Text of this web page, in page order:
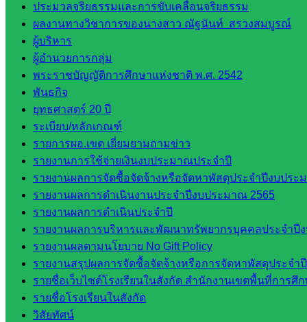
ประมวลจริยธรรมและการขับเคลื่อนจริยธรรม
ผลงานทางวิชาการของนางสาว ณัฐนันท์ สรวงสมบูรณ์
ผู้บริหาร
ผู้อำนวยการกลุ่ม
พระราชบัญญัติการศึกษาแห่งชาติ พ.ศ. 2542
พันธกิจ
ยุทธศาสตร์ 20 ปี
ระเบียบ/หลักเกณฑ์
รายการผอ.เขต เยี่ยมยามถามข่าว
รายงานการใช้จ่ายเงินงบประมาณประจำปี
รายงานผลการจัดซื้อจัดจ้างหรือจัดหาพัสดุประจำปีงบปร
รายงานผลการดำเนินงานประจำปีงบประมาณ 2565
รายงานผลการดำเนินประจำปี
รายงานผลการบริหารและพัฒนาทรัพยากรบุคคลประจำปี
รายงานผลตามนโยบาย No Gift Policy
รายงานสรุปผลการจัดซื้อจัดจ้างหรือการจัดหาพัสดุประจำ
รายชื่อเว็บไซต์โรงเรียนในสังกัด สำนักงานเขตพื้นที่การศึ
รายชื่อโรงเรียนในสังกัด
วิสัยทัศน์
เว็บไซต์
หลักสูตร
ต้าน
ทุจริต
ห้อง
นิเทศ
ศน.นิพนธ์
พรมพิไล
ห้อง
นิเทศ
ศน.ชยา
ธิศ/
ศน.อัญชลี
ห้อง
นิเทศ
ดร.สราว
ดี เพ็งศรี
โคตร